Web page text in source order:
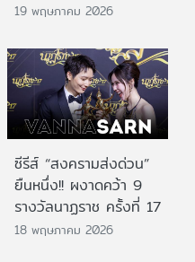
19 พฤษภาคม 2026
ซีรีส์ “สงครามส่งด่วน”
ยืนหนึ่ง!! ผงาดคว้า 9
รางวัลนาฏราช ครั้งที่ 17
18 พฤษภาคม 2026